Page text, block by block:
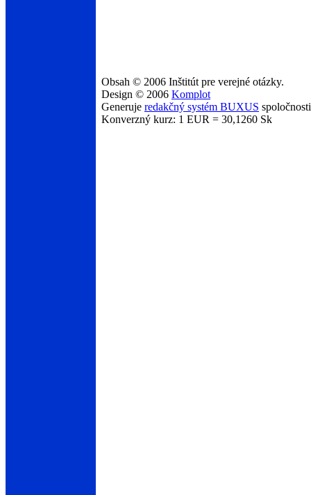
Obsah © 2006 Inštitút pre verejné otázky.
Design © 2006 Komplot
Generuje redakčný systém BUXUS
Konverzný kurz: 1 EUR = 30,1260 Sk